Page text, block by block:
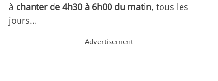
à chanter de 4h30 à 6h00 du matin, tous les
jours...
Advertisement